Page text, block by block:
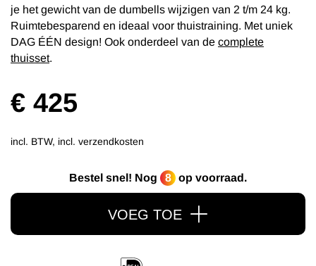
je het gewicht van de dumbells wijzigen van 2 t/m 24 kg.
Ruimtebesparend en ideaal voor thuistraining. Met uniek
DAG ÉÉN design! Ook onderdeel van de complete
thuisset.
€ 425
incl. BTW, incl. verzendkosten
Bestel snel! Nog 8 op voorraad.
VOEG TOE